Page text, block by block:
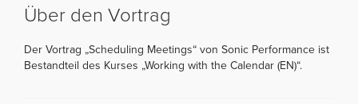
Über den Vortrag
Der Vortrag „Scheduling Meetings“ von Sonic Performance ist
Bestandteil des Kurses „Working with the Calendar (EN)“.